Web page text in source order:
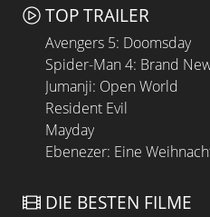
TOP TRAILER
Avengers 5: Doomsday
Spider-Man 4: Brand
Jumanji: Open World
Resident Evil
Mayday
Ebenezer: Eine
DIE BESTEN FILME